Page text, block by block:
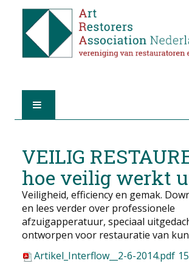
OVER A.R.A.
DE RESTAURATOREN
LID WORDEN
VIND EEN RESTAURATOR
VEILIG
hoe veilig werkt
Veiligheid, efficiency en gemak.
en lees verder over professionele
afzuigapperatuur, speciaal
ontworpen voor restauratie van
Artikel_Interflow__2-6-2014.pdf